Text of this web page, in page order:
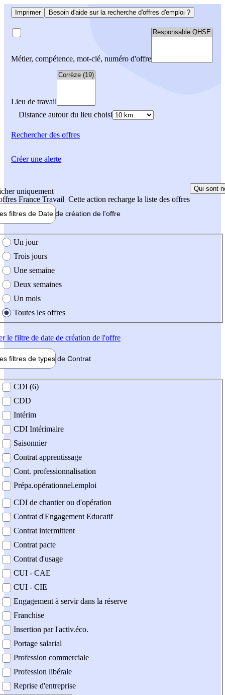
Imprimer Besoin d'aide sur la recherche d'offres d'emploi ?
Métier, compétence, mot-clé, numéro d'offre
Lieu de travail
Distance autour du lieu choisi
Rechercherdes offres
uniquement
France Travail Cette action recharge la liste des offres
Qui sont
filtres de Date de création de l'offre
création de l'offre
Un jour
Trois jours
Une semaine
Deux semaines
Un mois
Toutes les offres
le filtre de date de création de l'offre
filtres de types de Contrat
contrat
CDI (6)
CDD
Intérim
CDI Intérimaire
Saisonnier
Contrat apprentissage
Cont. professionnalisation
Prépa.opérationnel.emploi
CDI de chantier ou d'opération
Contrat d'Engagement Educatif
Contrat intermittent
Contrat pacte
Contrat d'usage
CUI - CAE
CUI - CIE
Engagement à servir dans la réserve
Franchise
Insertion par l'activ.éco.
Portage salarial
Profession commerciale
Profession libérale
Reprise d'entreprise
Créer une alerte